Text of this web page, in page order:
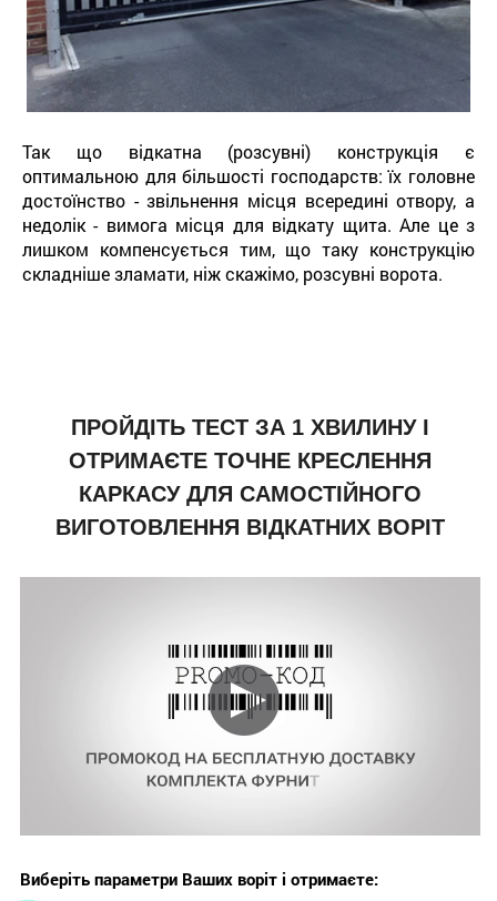
Так що відкатна (розсувні) конструкція є
оптимальною для більшості господарств: їх головне
достоїнство - звільнення місця всередині отвору, а
недолік - вимога місця для відкату щита. Але це з
лишком компенсується тим, що таку конструкцію
складніше зламати, ніж скажімо, розсувні ворота.
ПРОЙДІТЬ ТЕСТ ЗА 1 ХВИЛИНУ І
ОТРИМАЄТЕ ТОЧНЕ КРЕСЛЕННЯ
КАРКАСУ ДЛЯ САМОСТІЙНОГО
ВИГОТОВЛЕННЯ ВІДКАТНИХ ВОРІТ
Виберіть параметри Ваших воріт і отримаєте: